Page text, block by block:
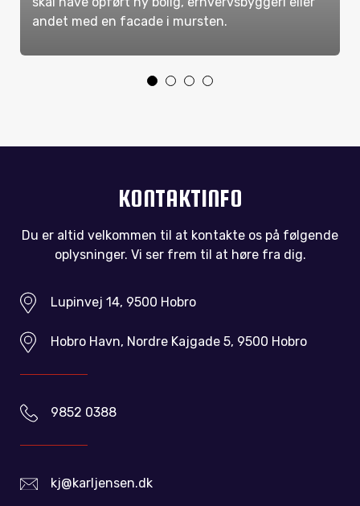
andet med en facade i mursten.
KONTAKTINFO
Du er altid velkommen til at kontakte os på følgende
oplysninger. Vi ser frem til at høre fra dig.
Lupinvej 14, 9500 Hobro
Hobro Havn, Nordre Kajgade 5, 9500 Hobro
9852 0388
kj@karljensen.dk